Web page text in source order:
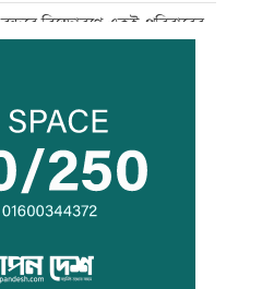
বন্দরে বিস্ফোরণে একই পরিবারের
পাঁচ আর্থিক প্রতিষ্ঠান বন্ধের
অনুমোদন, রোববার প্রশাসক
নিয়োগ
স্বাভাবিক